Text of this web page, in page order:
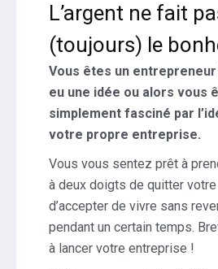
L’argent ne fait
(toujours) le
Vous êtes un
eu une idée ou alors vous
simplement fasciné par
votre propre entreprise.
Vous vous sentez prêt à
à deux doigts de quitter
d’accepter de vivre sans
pendant un certain temps.
à lancer votre entreprise !